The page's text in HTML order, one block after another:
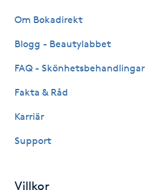
Hälsprickor
Idrottsmassage
Om Bokadirekt
Blogg - Beautylabbet
FAQ - Skönhetsbehandlingar
Fakta & Råd
Karriär
Support
Villkor